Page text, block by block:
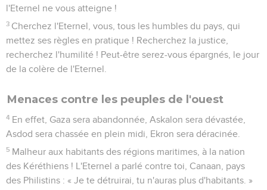
l'Eternel ne vous atteigne !
3 Cherchez l'Eternel, vous, tous les humbles du pays, qui
mettez ses règles en pratique ! Recherchez la justice,
recherchez l'humilité ! Peut-être serez-vous épargnés, le jour
de la colère de l'Eternel.
Menaces contre les peuples de l'ouest
4 En effet, Gaza sera abandonnée, Askalon sera dévastée,
Asdod sera chassée en plein midi, Ekron sera déracinée.
5 Malheur aux habitants des régions maritimes, à la nation
des Kéréthiens ! L'Eternel a parlé contre toi, Canaan, pays
des Philistins : « Je te détruirai, tu n'auras plus d'habitants. »